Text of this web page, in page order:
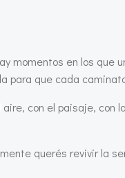
momentos en los
para que cada
con el paisaje,
querés revivir la